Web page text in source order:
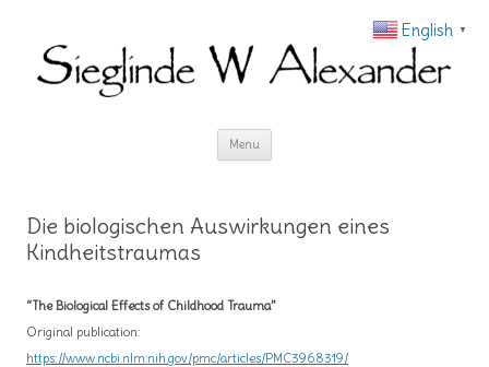
Menu
Die biologischen Auswirkungen eines
Kindheitstraumas
“The Biological Effects of Childhood Trauma”
Original publication:
https://www.ncbi.nlm.nih.gov/pmc/articles/PMC3968319/
English ▼